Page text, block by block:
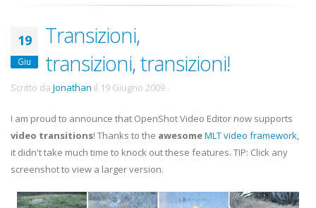
19
Giu
Transizioni,
transizioni, transizioni!
Scritto da Jonathan il 19 Giugno 2009 .
I am proud to announce that OpenShot Video Editor now supports
video transitions! Thanks to the awesomeMLT video framework,
it didn't take much time to knock out these features. TIP: Click any
screenshot to view a larger version.